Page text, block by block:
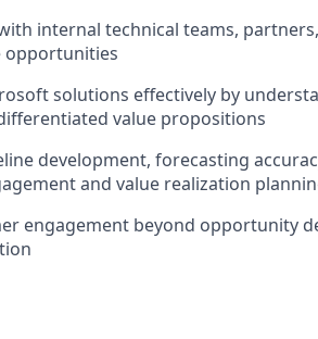
internal technical teams,
opportunities
solutions effectively by
value propositions
development, forecasting
and value realization
engagement beyond opportunity